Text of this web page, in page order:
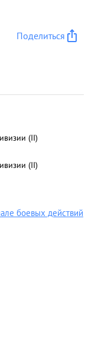
Поделиться
(II)
(II)
боевых действий